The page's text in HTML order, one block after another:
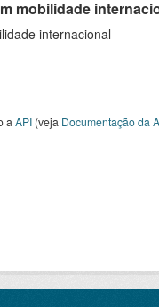
mobilidade
internacional
a API(veja Documentação da